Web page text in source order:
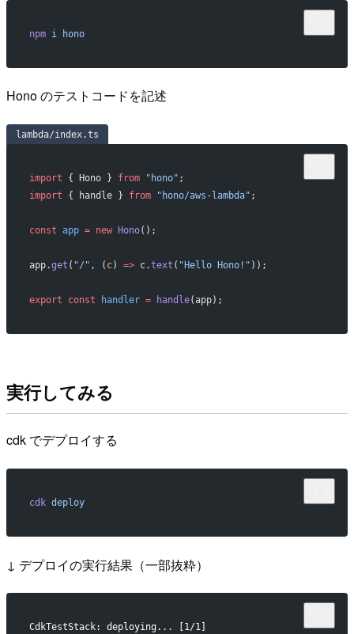
npm i hono
Hono のテストコードを記述
lambda/index.ts
import { Hono } from "hono" ;
import { handle } from "hono/aws-lambda" ;
const app = new Hono();
app.get ( "/" , ( c) => c.text ( "Hello Hono!" ));
export const handler = handle(app);
実行してみる
cdk でデプロイする
cdk deploy
↓ デプロイの実行結果（一部抜粋）
CdkTestStack: deploying... [1/1]